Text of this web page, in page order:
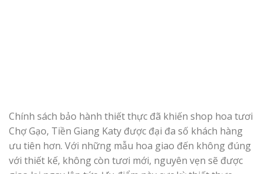
Chính sách bảo hành thiết thực đã khiến shop hoa tươi
Chợ Gạo, Tiền Giang Katy được đại đa số khách hàng
ưu tiên hơn. Với những mẫu hoa giao đến không đúng
với thiết kế, không còn tươi mới, nguyên vẹn sẽ được